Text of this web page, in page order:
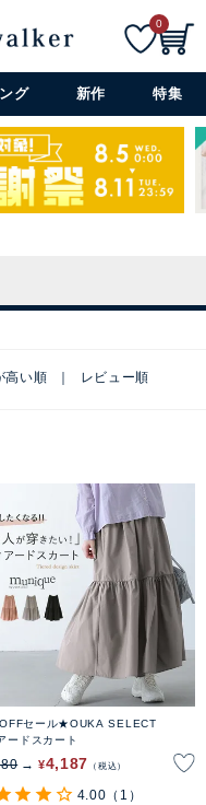
詳細検索+
0
グ 新作 特集
高い順 レビュー順
セール★OUKA SELECT
ードスカート
¥4,187 税込
4.00 （1）